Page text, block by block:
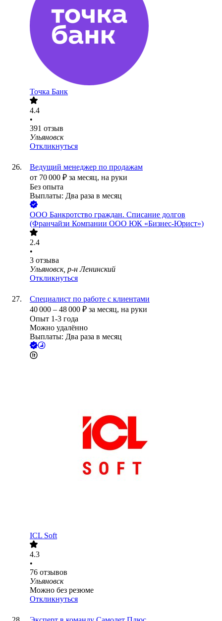
Точка Банк
4.4
•
391 отзыв
Ульяновск
Откликнуться
Ведущий менеджер по продажам
от 70 000 ₽ за месяц, на руки
Без опыта
Выплаты: Два раза в месяц
ООО Банкротство граждан. Списание долгов
(Франчайзи Компании ООО ЮК «Бизнес-Юрист»)
2.4
•
3 отзыва
Ульяновск, р-н Ленинский
Откликнуться
Специалист по работе с клиентами
40 000 – 48 000 ₽ за месяц, на руки
Опыт 1-3 года
Можно удалённо
Выплаты: Два раза в месяц
ICL Soft
4.3
•
76 отзывов
Ульяновск
Можно без резюме
Откликнуться